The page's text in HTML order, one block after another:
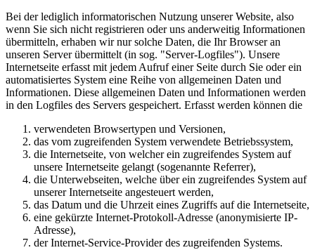
Bei der lediglich informatorischen Nutzung unserer Website, also
wenn Sie sich nicht registrieren oder uns anderweitig Informationen
übermitteln, erhaben wir nur solche Daten, die Ihr Browser an
unseren Server übermittelt (in sog. "Server-Logfiles"). Unsere
Internetseite erfasst mit jedem Aufruf einer Seite durch Sie oder ein
automatisiertes System eine Reihe von allgemeinen Daten und
Informationen. Diese allgemeinen Daten und Informationen werden
in den Logfiles des Servers gespeichert. Erfasst werden können die
verwendeten Browsertypen und Versionen,
das vom zugreifenden System verwendete Betriebssystem,
die Internetseite, von welcher ein zugreifendes System auf
unsere Internetseite gelangt (sogenannte Referrer),
die Unterwebseiten, welche über ein zugreifendes System auf
unserer Internetseite angesteuert werden,
das Datum und die Uhrzeit eines Zugriffs auf die Internetseite,
eine gekürzte Internet-Protokoll-Adresse (anonymisierte IP-
Adresse),
der Internet-Service-Provider des zugreifenden Systems.